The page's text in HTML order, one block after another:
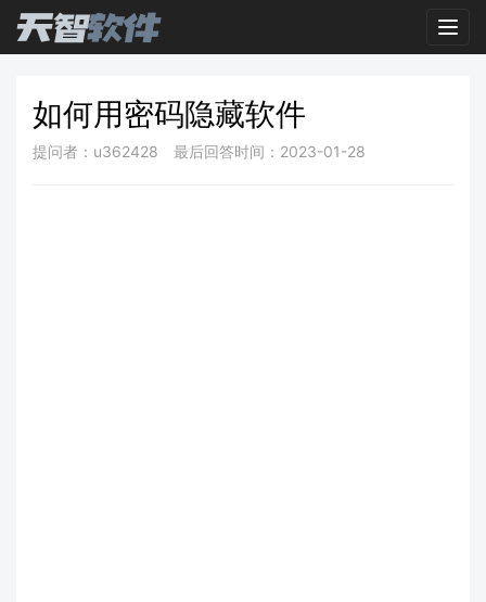
如何用密码隐藏软件
提问者：u362428 最后回答时间：2023-01-28